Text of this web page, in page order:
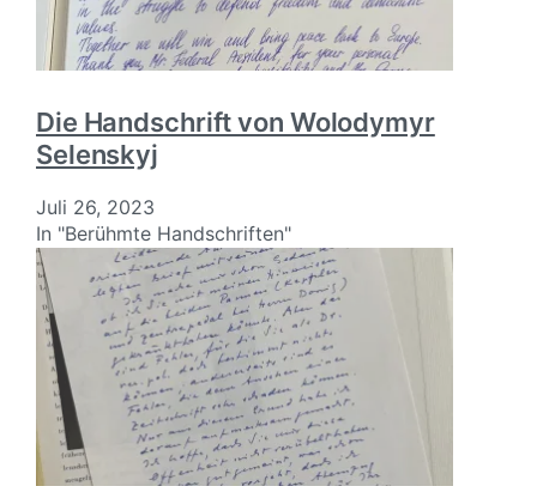
Die Handschrift von Wolodymyr
Selenskyj
Juli 26, 2023
In "Berühmte Handschriften"